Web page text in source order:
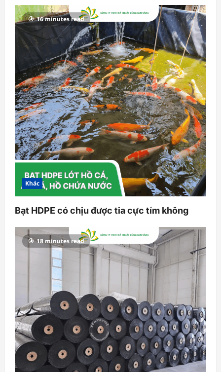
16 minutes read
Khác
Bạt HDPE có chịu được tia cực tím không
18 minutes read